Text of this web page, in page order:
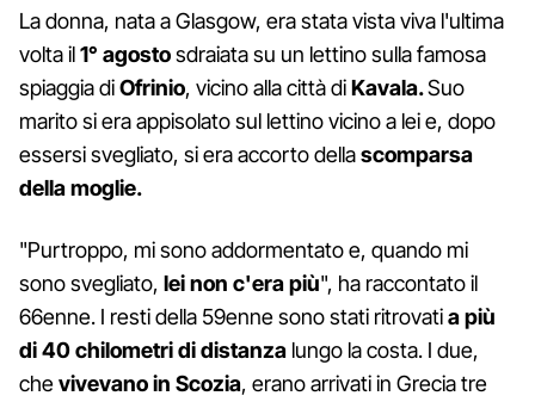
La donna, nata a Glasgow, era stata vista viva l'ultima
volta il1° agostosdraiata su un lettino sulla famosa
spiaggia diOfrinio, vicino alla città diKavala.Suo
marito si era appisolato sul lettino vicino a lei e, dopo
essersi svegliato, si era accorto dellascomparsa
della moglie.
"Purtroppo, mi sono addormentato e, quando mi
sono svegliato, lei non c'era più", ha raccontato il
66enne. I resti della 59enne sono stati ritrovatia più
di 40 chilometri di distanza lungo la costa. I due,
chevivevano in Scozia, erano arrivati in Grecia tre